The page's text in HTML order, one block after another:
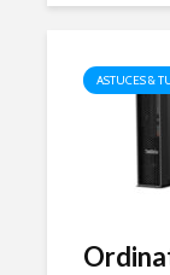
ASTUCES &